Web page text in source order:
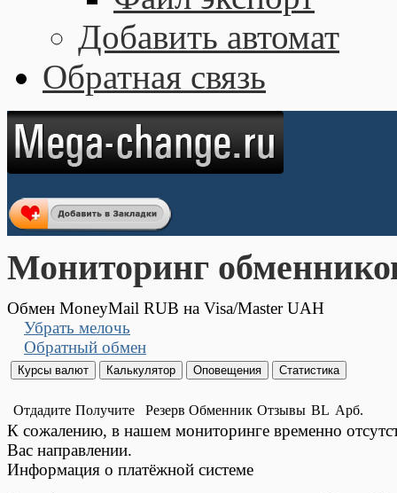
Добавить автомат
Обратная связь
Мониторинг
Обмен MoneyMail RUB на Visa/Master UAH
Убрать мелочь
Обратный обмен
Отдадите Получите Резерв Обменник Отзывы BL Арб.
К сожалению, в нашем мониторинге временно
Вас направлении.
Информация о платёжной системе